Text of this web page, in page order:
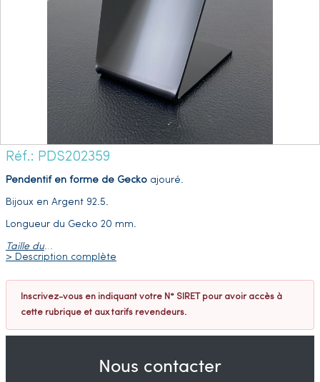
Réf.: PDS202359
Pendentif en forme de Gecko ajouré.
Bijoux en Argent 92.5.
Longueur du Gecko 20 mm.
Taille du…
> Description complète
Inscrivez-vous en indiquant votre N° SIRET pour avoir accès à
cette rubrique et aux tarifs revendeurs.
Nous contacter